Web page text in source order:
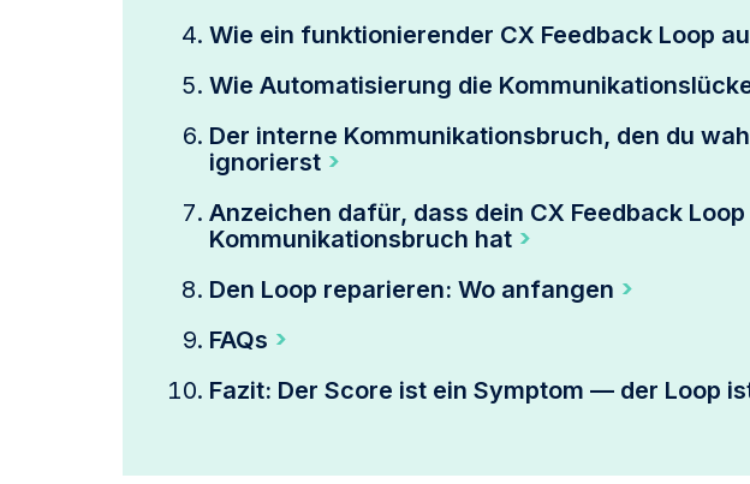
Wie ein funktionierender CX Feedback Loop
Wie Automatisierung die
Der interne Kommunikationsbruch, den du
ignorierst
Anzeichen dafür, dass dein CX Feedback
Kommunikationsbruch hat
Den Loop reparieren: Wo anfangen
FAQs
Fazit: Der Score ist ein Symptom — der Loop